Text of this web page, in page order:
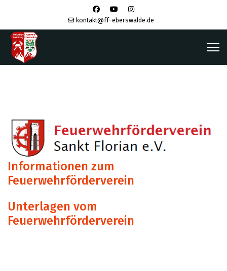
kontakt@ff-eberswalde.de
Informationen zum
Feuerwehrförderverein
Unterlagen vom
Feuerwehrförderverein